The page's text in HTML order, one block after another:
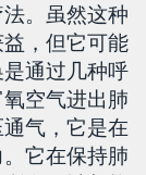
。虽然这种
，但它可能
通过几种呼
空气进出肺
气，它是在
它在保持肺